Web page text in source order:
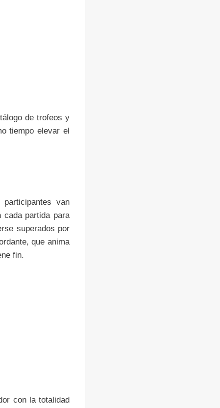
de trofeos y
tiempo elevar el
van
cada partida para
superados por
que anima
fin.
con la totalidad